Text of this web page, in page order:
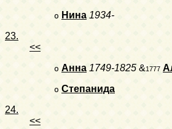
o Нина 1934-
23.
<<
o Анна 1749-1825 &1777
o Степанида
24.
<<